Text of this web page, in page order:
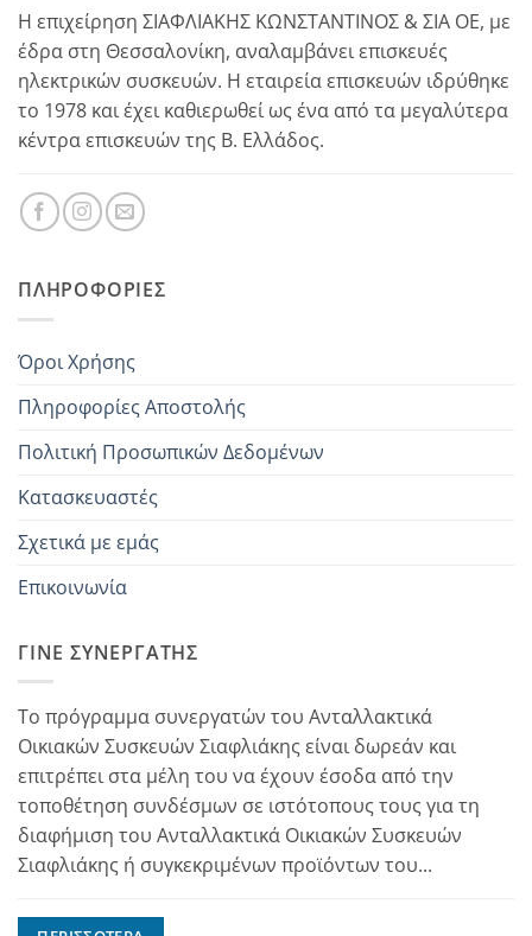
Η επιχείρηση ΣΙΑΦΛΙΑΚΗΣ ΚΩΝΣΤΑΝΤΙΝΟΣ & ΣΙΑ ΟΕ, με
έδρα στη Θεσσαλονίκη, αναλαμβάνει επισκευές
ηλεκτρικών συσκευών. Η εταιρεία επισκευών ιδρύθηκε
το 1978 και έχει καθιερωθεί ως ένα από τα μεγαλύτερα
κέντρα επισκευών της Β. Ελλάδος.
ΠΛΗΡΟΦΟΡΊΕΣ
Όροι Χρήσης
Πληροφορίες Αποστολής
Πολιτική Προσωπικών Δεδομένων
Κατασκευαστές
Σχετικά με εμάς
Επικοινωνία
ΓΊΝΕ ΣΥΝΕΡΓΆΤΗΣ
Το πρόγραμμα συνεργατών του Ανταλλακτικά
Οικιακών Συσκευών Σιαφλιάκης είναι δωρεάν και
επιτρέπει στα μέλη του να έχουν έσοδα από την
τοποθέτηση συνδέσμων σε ιστότοπους τους για τη
διαφήμιση του Ανταλλακτικά Οικιακών Συσκευών
Σιαφλιάκης ή συγκεκριμένων προϊόντων του...